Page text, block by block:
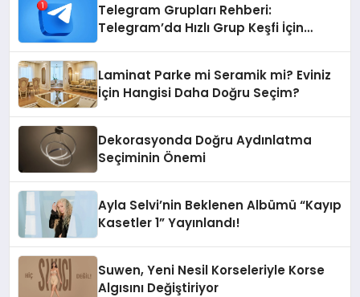
Telegram Grupları Rehberi:
Telegram’da Hızlı Grup Keşfi İçin
Laminat Parke mi Seramik mi? Eviniz
İçin Hangisi Daha Doğru Seçim?
Dekorasyonda Doğru Aydınlatma
Seçiminin Önemi
Ayla Selvi’nin Beklenen Albümü “Kayıp
Kasetler 1” Yayınlandı!
Suwen, Yeni Nesil Korseleriyle Korse
Algısını Değiştiriyor